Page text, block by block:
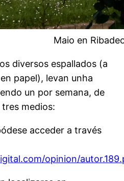
Maio en
diversos espallados (a
papel), levan unha
un por semana, de
medios:
acceder a través
opinion/